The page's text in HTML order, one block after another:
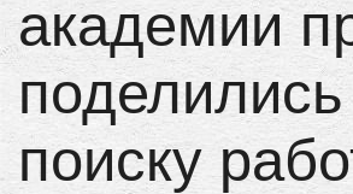
академии
поиску